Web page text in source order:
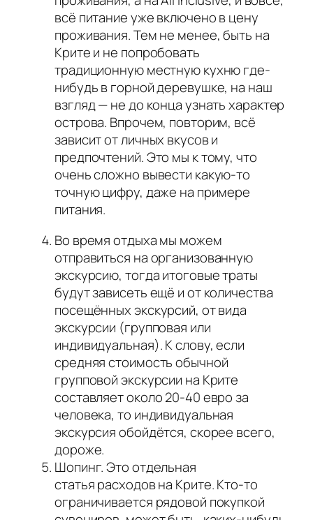
всё питание уже включено в цену
проживания. Тем не менее, быть на
Крите и не попробовать
традиционную местную кухню где-
нибудь в горной деревушке, на наш
взгляд — не до конца узнать характер
острова. Впрочем, повторим, всё
зависит от личных вкусов и
предпочтений. Это мы к тому, что
очень сложно вывести какую-то
точную цифру, даже на примере
питания.
Во время отдыха мы можем
отправиться на организованную
экскурсию, тогда итоговые траты
будут зависеть ещё и от количества
посещённых экскурсий, от вида
экскурсии (групповая или
индивидуальная). К слову, если
средняя стоимость обычной
групповой экскурсии на Крите
составляет около 20-40 евро за
человека, то индивидуальная
экскурсия обойдётся, скорее всего,
дороже.
Шопинг. Это отдельная
статья расходов на Крите. Кто-то
ограничивается рядовой покупкой